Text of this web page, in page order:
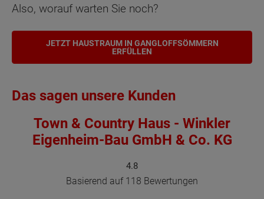
Also, worauf warten Sie noch?
JETZT HAUSTRAUM IN GANGLOFFSÖMMERN
ERFÜLLEN
Das sagen unsere Kunden
Town & Country Haus - Winkler
Eigenheim-Bau GmbH & Co. KG
4.8
Basierend auf 118 Bewertungen